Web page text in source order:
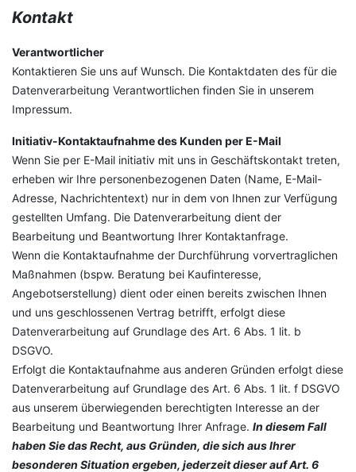
Kontakt
Verantwortlicher
Kontaktieren Sie uns auf Wunsch. Die Kontaktdaten des für die
Datenverarbeitung Verantwortlichen finden Sie in unserem
Impressum.
Initiativ-Kontaktaufnahme des Kunden per E-Mail
Wenn Sie per E-Mail initiativ mit uns in Geschäftskontakt treten,
erheben wir Ihre personenbezogenen Daten (Name, E-Mail-
Adresse, Nachrichtentext) nur in dem von Ihnen zur Verfügung
gestellten Umfang. Die Datenverarbeitung dient der
Bearbeitung und Beantwortung Ihrer Kontaktanfrage.
Wenn die Kontaktaufnahme der Durchführung vorvertraglichen
Maßnahmen (bspw. Beratung bei Kaufinteresse,
Angebotserstellung) dient oder einen bereits zwischen Ihnen
und uns geschlossenen Vertrag betrifft, erfolgt diese
Datenverarbeitung auf Grundlage des Art. 6 Abs. 1 lit. b
DSGVO.
Erfolgt die Kontaktaufnahme aus anderen Gründen erfolgt diese
Datenverarbeitung auf Grundlage des Art. 6 Abs. 1 lit. f DSGVO
aus unserem überwiegenden berechtigten Interesse an der
Bearbeitung und Beantwortung Ihrer Anfrage. In diesem Fall
haben Sie das Recht, aus Gründen, die sich aus Ihrer
besonderen Situation ergeben, jederzeit dieser auf Art. 6